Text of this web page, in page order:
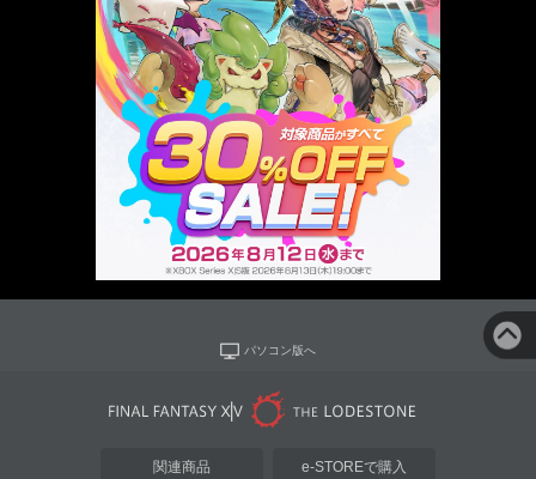
パソコン版へ
関連商品 e-STOREで購入